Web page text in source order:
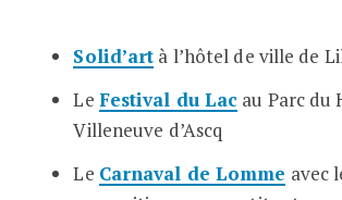
Solid’art à l’hôtel de ville de
Le Festival du Lac au Parc du
Villeneuve d’Ascq
Le Carnaval de Lomme avec